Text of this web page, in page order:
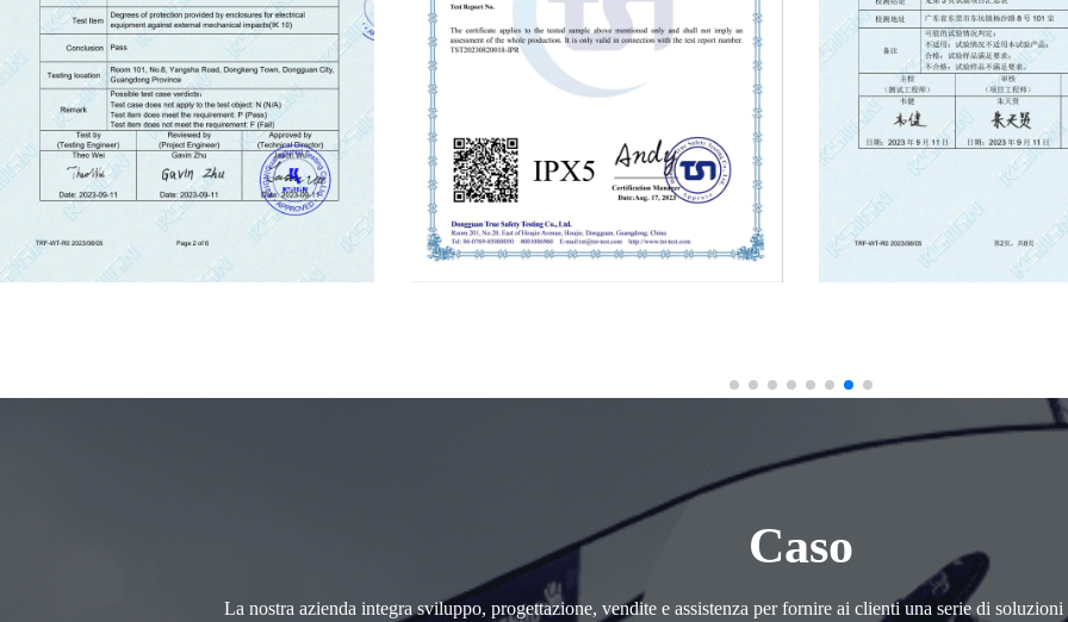
Caso
La nostra azienda integra sviluppo, progettazione, vendite e assistenza per fornire ai clienti una serie di